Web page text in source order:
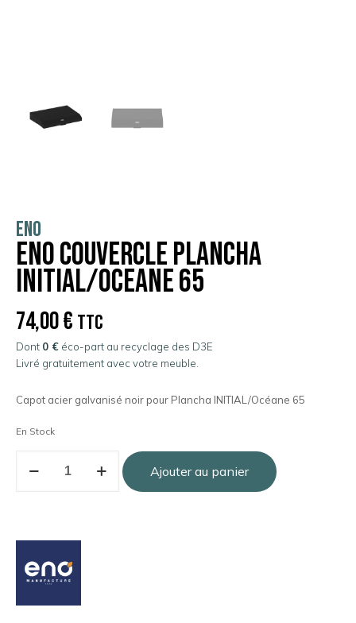
ENO
ENO COUVERCLE PLANCHA
INITIAL/OCEANE 65
74,00€ TTC
Dont 0 € éco-part au recyclage des D3E
Livré gratuitement avec votre meuble.
Capot acier galvanisé noir pour Plancha INITIAL/Océane 65
En Stock
Ajouter au panier